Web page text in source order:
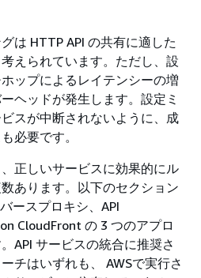
は HTTP API の共有に適した
えられています。ただし、設
ップによるレイテンシーの増
ヘッドが発生します。設定ミ
スが中断されないように、成
必要です。
正しいサービスに効果的にル
あります。以下のセクション
ースプロキシ、API
CloudFront の 3 つのアプロ
API サービスの統合に推奨さ
チはいずれも、 AWSで実行さ